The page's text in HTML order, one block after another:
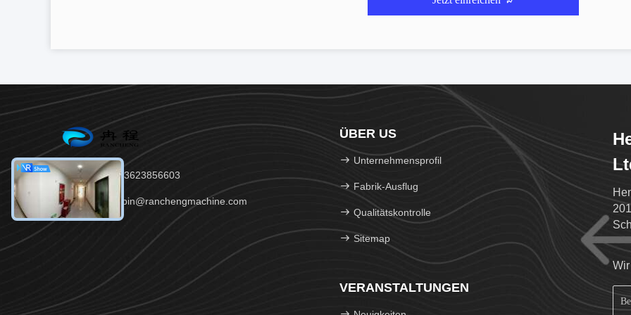
Tel.：86--13623856603
E-Mail：robin@ranchengmachine.com
ÜBER US
Unternehmensprofil
Fabrik-Ausflug
Qualitätskontrolle
Sitemap
VERANSTALTUNGEN